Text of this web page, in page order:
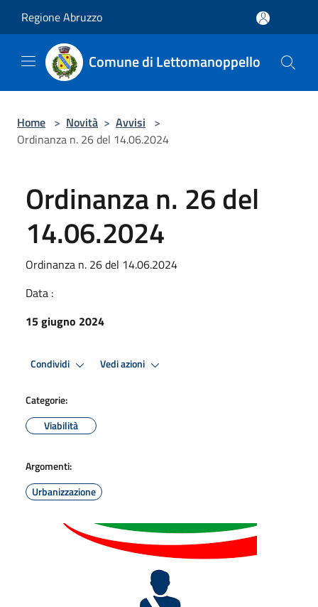
Regione Abruzzo
Comune di Lettomanoppello
Home > Novità > Avvisi >
Ordinanza n. 26 del 14.06.2024
Ordinanza n. 26 del
14.06.2024
Ordinanza n. 26 del 14.06.2024
Data :
15 giugno 2024
Condividi Vedi azioni
Categorie:
Viabilità
Argomenti:
Urbanizzazione